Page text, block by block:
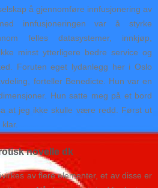
å gjennomføre innfusjonering av
innfusjoneringen var å styrke
felles datasystemer, innkjøp,
minst ytterligere bedre service og
Foruten eget lydanlegg her i Oslo
forteller Benedicte. Hun var en
Hun satte meg på et bord
at jeg ikke skulle være redd. Først ut
novelle dk
av flere elementer, et av disse er